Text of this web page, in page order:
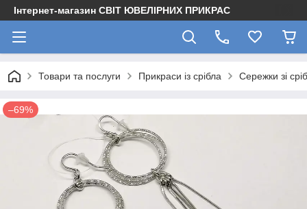
Інтернет-магазин СВІТ ЮВЕЛІРНИХ ПРИКРАС
Товари та послуги Прикраси із срібла Сережки зі
–69%